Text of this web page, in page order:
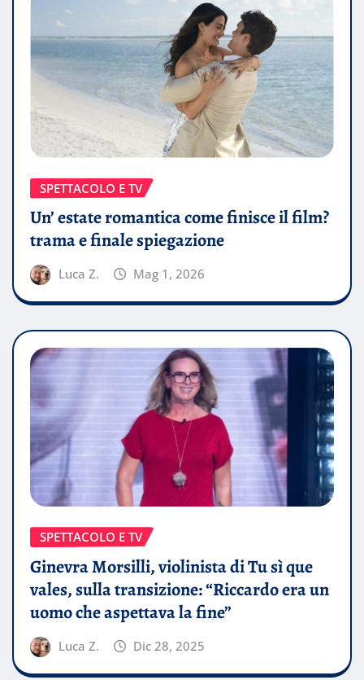
SPETTACOLO E TV
Un’ estate romantica come finisce il film?
trama e finale spiegazione
Luca Z. Mag 1, 2026
SPETTACOLO E TV
Ginevra Morsilli, violinista di Tu sì que
vales, sulla transizione: “Riccardo era un
uomo che aspettava la fine”
Luca Z. Dic 28, 2025